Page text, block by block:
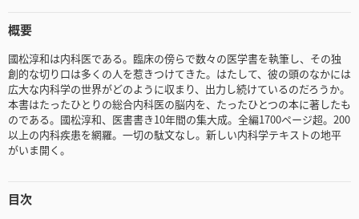
概要
國松淳和は内科医である。臨床の傍らで数々の医学書を執筆し、その独
創的な切り口は多くの人を惹きつけてきた。はたして、彼の頭のなかには
広大な内科学の世界がどのように収まり、出力し続けているのだろうか。
本書はたったひとりの総合内科医の脳内を、たったひとつの本に著したも
のである。國松淳和、医書書き10年間の集大成。全編1700ページ超。200
以上の内科疾患を網羅。一切の駄文なし。新しい内科学テキストの地平
がいま開く。
目次